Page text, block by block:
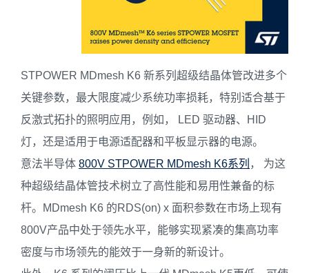
STPOWER MDmesh K6 新系列超级结晶体管改进多个
关键参数，最大限度减少系统功率损耗，特别适合基于
反激式拓扑的照明应用，例如， LED 驱动器、HID
灯，还是适用于电源适配器和平板显示器的电源。
意法半导体 800V STPOWER MDmesh K6系列 ， 为这
种超级结晶体管技术树立了高性能和易用性兼备的标
杆。MDmesh K6 的RDS(on) x 面积参数在市场上现有
800V产品中处于领先水平，能够实现紧凑的集高功率
密度与市场领先的能效于一身新的新设计。